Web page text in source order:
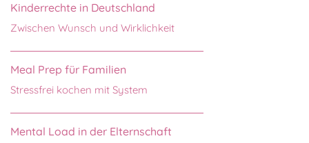
Kinderrechte in Deutschland
Zwischen Wunsch und Wirklichkeit
Meal Prep für Familien
Stressfrei kochen mit System
Mental Load in der Elternschaft